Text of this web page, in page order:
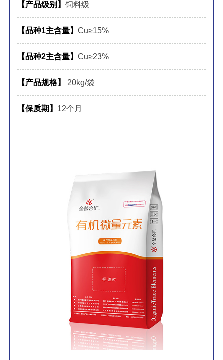
【产品级别】 饲料级
【品种1主含量】 Cu≥15%
【品种2主含量】 Cu≥23%
【产品规格】 20kg/袋
【保质期】 12个月